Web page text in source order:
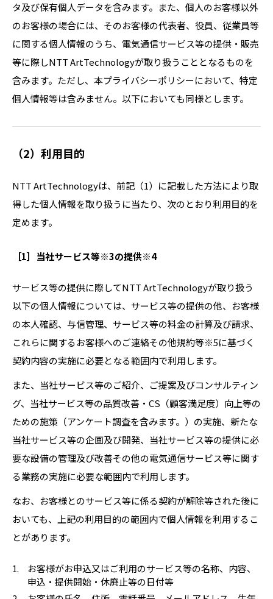
タ及び保有個人データを含みます。また、個人のお客様以外
のお客様の場合には、そのお客様の代表者、役員、従業員等
に関する個人情報のうち、電気通信サービス等の提供・販売
等に際しNTT ArtTechnologyが取り扱うこととなるものを
含みます。ただし、本プライバシーポリシーにおいて、特定
個人情報等は含みません。以下においても同様とします。
（2）利用目的
NTT ArtTechnologyは、前記（1）に記載した方法により取
得した個人情報を取り扱うに当たり、次のとおり利用目的を
定めます。
［1］当社サービス等※3の提供※4
サービス等の提供に際してNTT ArtTechnologyが取り扱う
以下の個人情報については、サービス等の提供の他、お客様
の本人確認、与信管理、サービス等の料金の計算及び請求、
これらに関するお客様へのご連絡その他規約等※5に基づく
契約内容の実施に必要となる範囲内で利用します。
また、当社サービス等のご紹介、ご提案及びコンサルティン
グ、当社サービス等の品質改善・CS（顧客満足度）向上等の
ための施策（アンケート調査を含みます。）の実施、新たな
当社サービス等の企画及び開発、当社サービス等の提供に必
要な設備の管理及び改善その他の電気通信サービス等に関す
る業務の実施に必要な範囲内で利用します。
なお、お客様とのサービス等に係る契約が解除等された後に
おいても、上記の利用目的の範囲内で個人情報を利用するこ
とがあります。
お客様がお申込又はご利用のサービス等の名称、内容、
申込・提供開始・休廃止等の日付等